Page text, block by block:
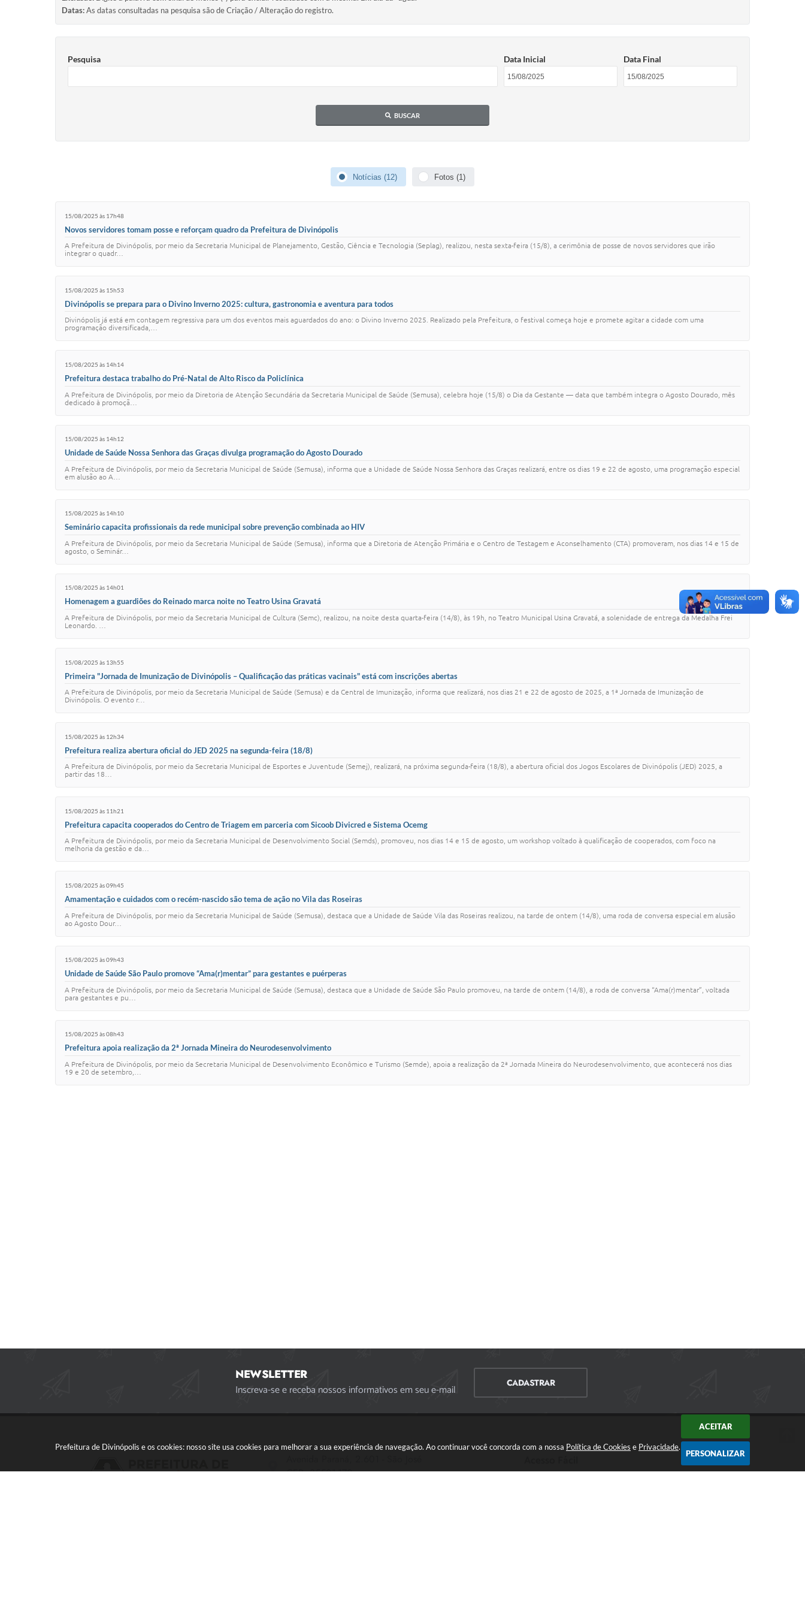
Prefeitura de Divinópolis e os cookies: nosso site usa cookies para melhorar a sua experiência de navegação. Ao continuar você concorda com a nossa Política de Cookies e Privacidade.
ACEITAR
PERSONALIZAR
Datas:As datas consultadas na pesquisa são de Criação / Alteração do registro.
Pesquisa Data Inicial Data Final
BUSCAR
Notícias (12) Fotos (1)
15/08/2025 às 17h48
Novos servidores tomam posse e reforçam quadro da Prefeitura de Divinópolis
A Prefeitura de Divinópolis, por meio da Secretaria Municipal de Planejamento, Gestão, Ciência e Tecnologia (Seplag), realizou, nesta sexta-feira (15/8), a cerimônia de posse de novos servidores que irão
integrar o quadr…
15/08/2025 às 15h53
Divinópolis se prepara para o Divino Inverno 2025: cultura, gastronomia e aventura para todos
Divinópolis já está em contagem regressiva para um dos eventos mais aguardados do ano: o Divino Inverno 2025. Realizado pela Prefeitura, o festival começa hoje e promete agitar a cidade com uma
programação diversificada,…
15/08/2025 às 14h14
Prefeitura destaca trabalho do Pré-Natal de Alto Risco da Policlínica
A Prefeitura de Divinópolis, por meio da Diretoria de Atenção Secundária da Secretaria Municipal de Saúde (Semusa), celebra hoje (15/8) o Dia da Gestante — data que também integra o Agosto Dourado, mês
dedicado à promoçã…
15/08/2025 às 14h12
Unidade de Saúde Nossa Senhora das Graças divulga programação do Agosto Dourado
A Prefeitura de Divinópolis, por meio da Secretaria Municipal de Saúde (Semusa), informa que a Unidade de Saúde Nossa Senhora das Graças realizará, entre os dias 19 e 22 de agosto, uma programação especial
em alusão ao A…
15/08/2025 às 14h10
Seminário capacita profissionais da rede municipal sobre prevenção combinada ao HIV
A Prefeitura de Divinópolis, por meio da Secretaria Municipal de Saúde (Semusa), informa que a Diretoria de Atenção Primária e o Centro de Testagem e Aconselhamento (CTA) promoveram, nos dias 14 e 15 de
agosto, o Seminár…
15/08/2025 às 14h01
Homenagem a guardiões do Reinado marca noite no Teatro Usina Gravatá
A Prefeitura de Divinópolis, por meio da Secretaria Municipal de Cultura (Semc), realizou, na noite desta quarta-feira (14/8), às 19h, no Teatro Municipal Usina Gravatá, a solenidade de entrega da Medalha Frei
Leonardo. …
15/08/2025 às 13h55
Primeira "Jornada de Imunização de Divinópolis – Qualificação das práticas vacinais" está com inscrições abertas
A Prefeitura de Divinópolis, por meio da Secretaria Municipal de Saúde (Semusa) e da Central de Imunização, informa que realizará, nos dias 21 e 22 de agosto de 2025, a 1ª Jornada de Imunização de
Divinópolis. O evento r…
15/08/2025 às 12h34
Prefeitura realiza abertura oficial do JED 2025 na segunda-feira (18/8)
A Prefeitura de Divinópolis, por meio da Secretaria Municipal de Esportes e Juventude (Semej), realizará, na próxima segunda-feira (18/8), a abertura oficial dos Jogos Escolares de Divinópolis (JED) 2025, a
partir das 18…
15/08/2025 às 11h21
Prefeitura capacita cooperados do Centro de Triagem em parceria com Sicoob Divicred e Sistema Ocemg
A Prefeitura de Divinópolis, por meio da Secretaria Municipal de Desenvolvimento Social (Semds), promoveu, nos dias 14 e 15 de agosto, um workshop voltado à qualificação de cooperados, com foco na
melhoria da gestão e da…
15/08/2025 às 09h45
Amamentação e cuidados com o recém-nascido são tema de ação no Vila das Roseiras
A Prefeitura de Divinópolis, por meio da Secretaria Municipal de Saúde (Semusa), destaca que a Unidade de Saúde Vila das Roseiras realizou, na tarde de ontem (14/8), uma roda de conversa especial em alusão
ao Agosto Dour…
15/08/2025 às 09h43
Unidade de Saúde São Paulo promove “Ama(r)mentar” para gestantes e puérperas
A Prefeitura de Divinópolis, por meio da Secretaria Municipal de Saúde (Semusa), destaca que a Unidade de Saúde São Paulo promoveu, na tarde de ontem (14/8), a roda de conversa “Ama(r)mentar”, voltada
para gestantes e pu…
15/08/2025 às 08h43
Prefeitura apoia realização da 2ª Jornada Mineira do Neurodesenvolvimento
A Prefeitura de Divinópolis, por meio da Secretaria Municipal de Desenvolvimento Econômico e Turismo (Semde), apoia a realização da 2ª Jornada Mineira do Neurodesenvolvimento, que acontecerá nos dias
19 e 20 de setembro,…
NEWSLETTER
Inscreva-se e receba nossos informativos em seu e-mail CADASTRAR
CEP: 35501-170